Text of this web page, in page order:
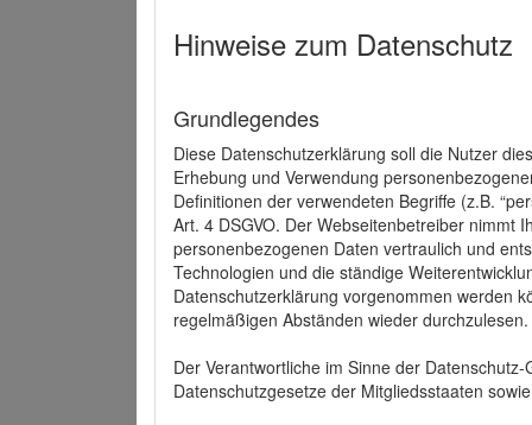
Hinweise zum Datenschutz
Grundlegendes
Diese Datenschutzerklärung soll die Nutzer
Erhebung und Verwendung
Definitionen der verwendeten Begriffe (z.B.
Art. 4 DSGVO. Der Webseitenbetreiber nimmt
personenbezogenen Daten vertraulich und
Technologien und die ständige
Datenschutzerklärung vorgenommen werden
regelmäßigen Abständen wieder durchzulesen.
Der Verantwortliche im Sinne der
Datenschutzgesetze der Mitgliedsstaaten